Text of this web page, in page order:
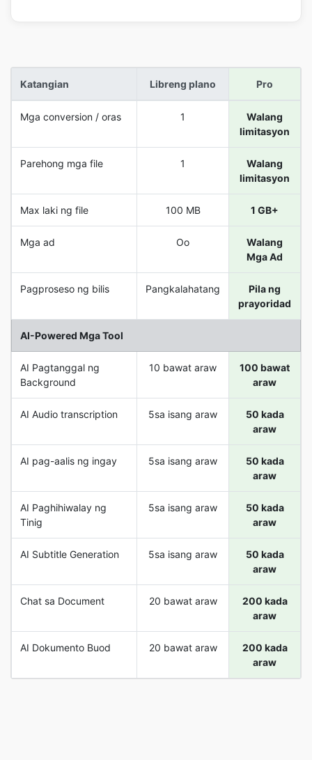
Katangian Libreng plano Pro
Mga conversion / oras 1
Walang
limitasyon
Parehong mga file 1
Walang
limitasyon
Max laki ng file 100 MB 1 GB+
Mga ad Oo
Walang
Mga Ad
Pagproseso ng bilis Pangkalahatang
Pila ng
prayoridad
AI-Powered Mga Tool
AI Pagtanggal ng
Background
10 bawat araw
100 bawat
araw
AI Audio transcription 5sa isang araw
50 kada
araw
AI pag-aalis ng ingay 5sa isang araw
50 kada
araw
AI Paghihiwalay ng
Tinig
5sa isang araw
50 kada
araw
AI Subtitle Generation 5sa isang araw
50 kada
araw
Chat sa Document 20 bawat araw
200 kada
araw
AI Dokumento Buod 20 bawat araw
200 kada
araw